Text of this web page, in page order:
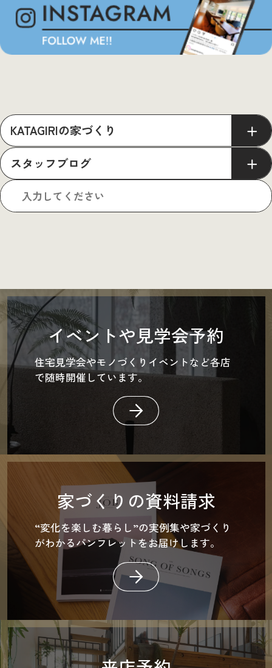
KATAGIRIの家づくり
スタッフブログ
イベントや見学会予約
住宅見学会やモノづくりイベントなど各店
で随時開催しています。
家づくりの資料請求
“変化を楽しむ暮らし”の実例集や家づくり
がわかるパンフレットをお届けします。